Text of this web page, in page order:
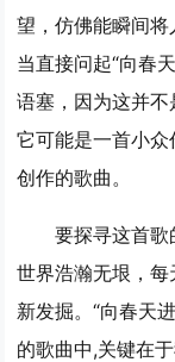
望，仿佛能瞬间将
当直接问起“向春
语塞，因为这并不
它可能是一首小
创作的歌曲。
要探寻这首
世界浩瀚无垠，
新发掘。“向春天
的歌曲中,关键在